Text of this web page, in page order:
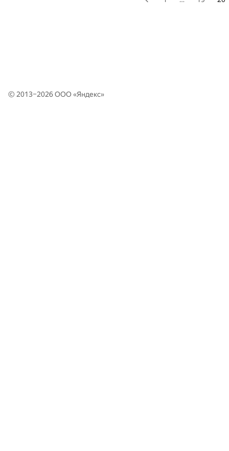
© 2013–2026 ООО «Яндекс»